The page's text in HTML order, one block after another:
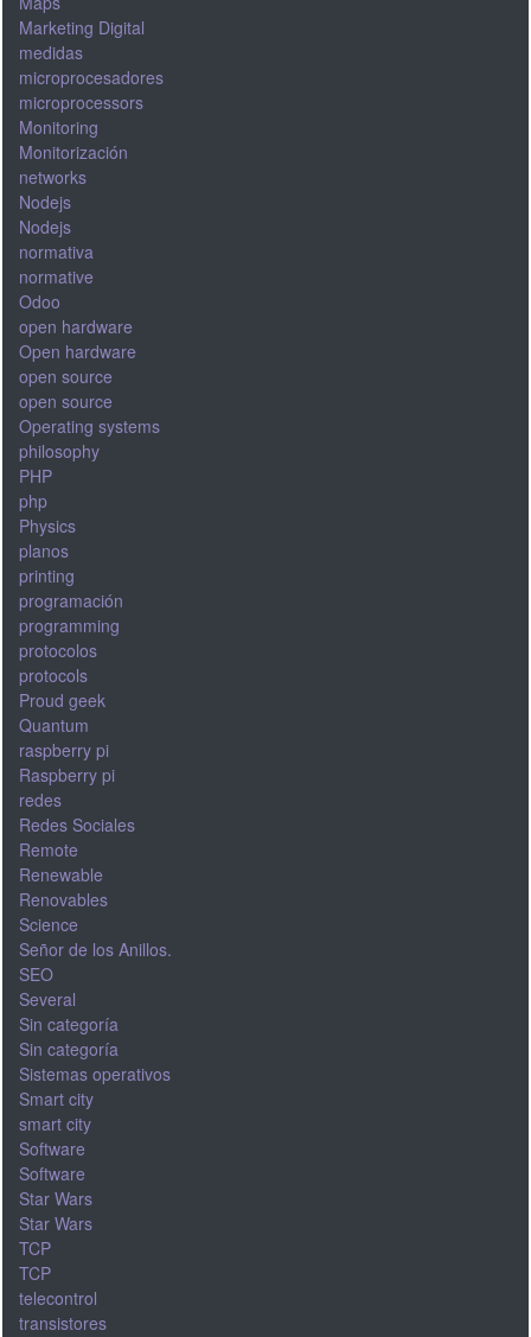
Marketing Digital
medidas
microprocesadores
microprocessors
Monitoring
Monitorización
networks
Nodejs
Nodejs
normativa
normative
Odoo
open hardware
Open hardware
open source
open source
Operating systems
philosophy
PHP
php
Physics
planos
printing
programación
programming
protocolos
protocols
Proud geek
Quantum
raspberry pi
Raspberry pi
redes
Redes Sociales
Remote
Renewable
Renovables
Science
Señor de los Anillos.
SEO
Several
Sin categoría
Sin categoría
Sistemas operativos
Smart city
smart city
Software
Software
Star Wars
Star Wars
TCP
TCP
telecontrol
transistores